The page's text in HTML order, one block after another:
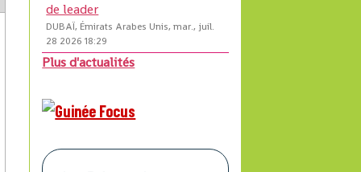
de leader
DUBAÏ, Émirats Arabes Unis, mar., juil.
28 2026 18:29
Plus d'actualités